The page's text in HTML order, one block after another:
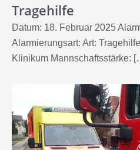
Tragehilfe
Datum: 18. Februar 2025
Alarmierungsart: Art:
Klinikum Mannschaftsstärke: